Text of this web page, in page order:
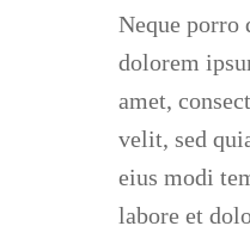
Neque porro
dolorem
amet,
velit, sed
eius modi
labore et